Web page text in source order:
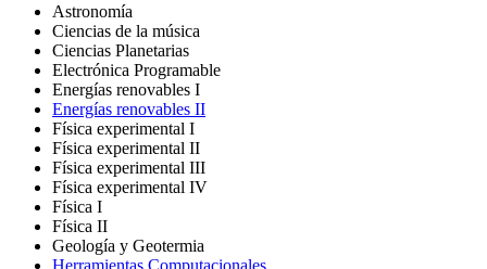
Astronomía
Ciencias de la música
Ciencias Planetarias
Electrónica Programable
Energías renovables I
Energías renovables II
Física experimental I
Física experimental II
Física experimental III
Física experimental IV
Física I
Física II
Geología y Geotermia
Herramientas Computacionales